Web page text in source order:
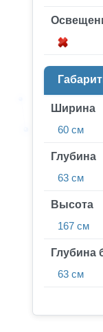
Ширина
60 см
Глубина
63 см
Высота
167 см
Глубина
63 см